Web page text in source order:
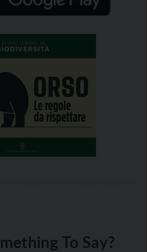
To Say?